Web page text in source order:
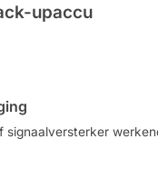
upaccu
signaalversterker